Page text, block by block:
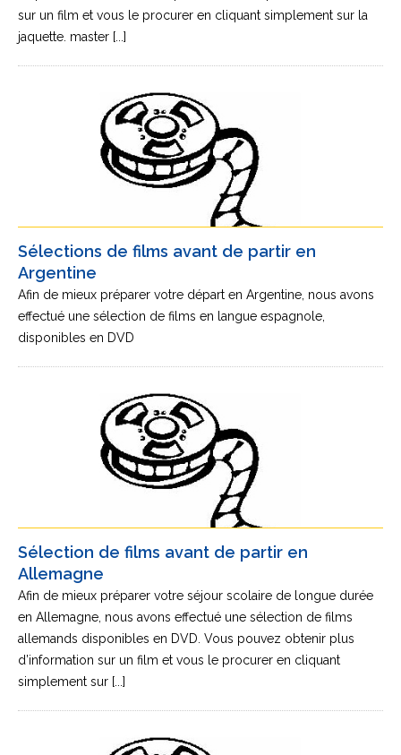
sur un film et vous le procurer en cliquant simplement sur la
jaquette. master [...]
Sélections de films avant de partir en
Argentine
Afin de mieux préparer votre départ en Argentine, nous avons
effectué une sélection de films en langue espagnole,
disponibles en DVD
Sélection de films avant de partir en
Allemagne
Afin de mieux préparer votre séjour scolaire de longue durée
en Allemagne, nous avons effectué une sélection de films
allemands disponibles en DVD. Vous pouvez obtenir plus
d’information sur un film et vous le procurer en cliquant
simplement sur [...]